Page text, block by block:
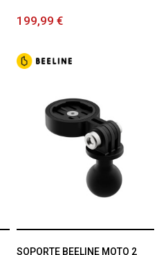
199,99 €
SOPORTE BEELINE MOTO 2